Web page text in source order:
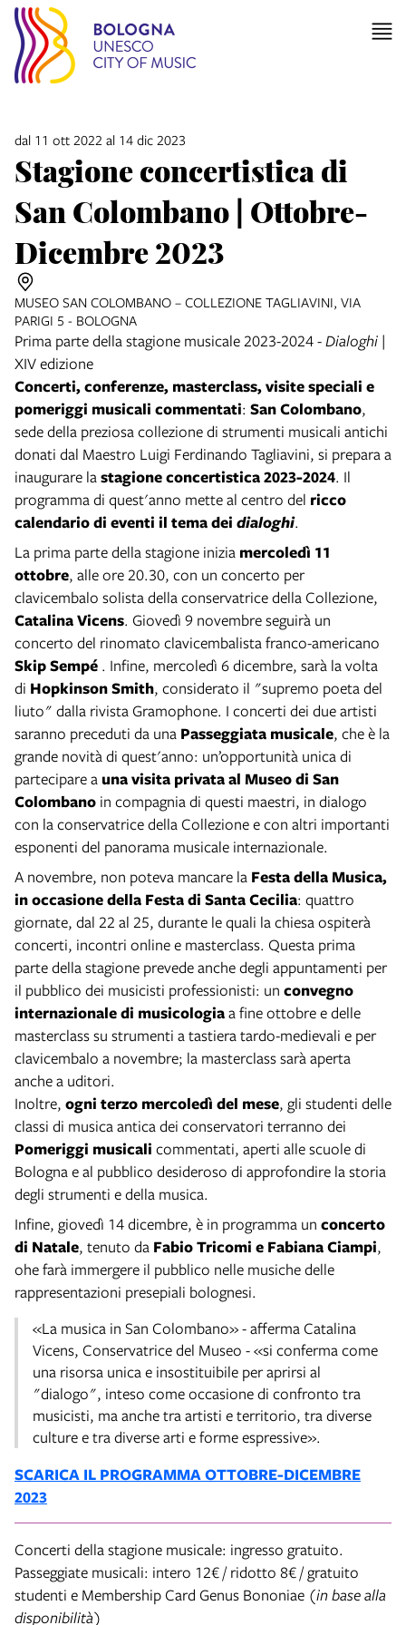
dal 11 ott 2022 al 14 dic 2023
Stagione concertistica di
San Colombano | Ottobre-
Dicembre 2023
MUSEO SAN COLOMBANO – COLLEZIONE TAGLIAVINI, VIA
PARIGI 5 - BOLOGNA
Prima parte della stagione musicale 2023-2024 - Dialoghi |
XIV edizione
Concerti, conferenze, masterclass, visite speciali e
pomeriggi musicali commentati: San Colombano,
sede della preziosa collezione di strumenti musicali antichi
donati dal Maestro Luigi Ferdinando Tagliavini, si prepara a
inaugurare la stagione concertistica 2023-2024. Il
programma di quest'anno mette al centro del ricco
calendario di eventi il tema dei dialoghi.
La prima parte della stagione inizia mercoledì 11
ottobre, alle ore 20.30, con un concerto per
clavicembalo solista della conservatrice della Collezione,
Catalina Vicens. Giovedì 9 novembre seguirà un
concerto del rinomato clavicembalista franco-americano
Skip Sempé . Infine, mercoledì 6 dicembre, sarà la volta
di Hopkinson Smith, considerato il "supremo poeta del
liuto" dalla rivista Gramophone. I concerti dei due artisti
saranno preceduti da una Passeggiata musicale, che è la
grande novità di quest'anno: un’opportunità unica di
partecipare a una visita privata al Museo di San
Colombano in compagnia di questi maestri, in dialogo
con la conservatrice della Collezione e con altri importanti
esponenti del panorama musicale internazionale.
A novembre, non poteva mancare la Festa della Musica,
in occasione della Festa di Santa Cecilia: quattro
giornate, dal 22 al 25, durante le quali la chiesa ospiterà
concerti, incontri online e masterclass. Questa prima
parte della stagione prevede anche degli appuntamenti per
il pubblico dei musicisti professionisti: un convegno
internazionale di musicologiaa fine ottobre e delle
masterclass su strumenti a tastiera tardo-medievali e per
clavicembalo a novembre; la masterclass sarà aperta
anche a uditori.
Inoltre, ogni terzo mercoledì del mese, gli studenti delle
classi di musica antica dei conservatori terranno dei
Pomeriggi musicali commentati, aperti alle scuole di
Bologna e al pubblico desideroso di approfondire la storia
degli strumenti e della musica.
Infine, giovedì 14 dicembre, è in programma un concerto
di Natale, tenuto da Fabio Tricomi e Fabiana Ciampi,
ohe farà immergere il pubblico nelle musiche delle
rappresentazioni presepiali bolognesi.
«La musica in San Colombano» - afferma Catalina
Vicens, Conservatrice del Museo - «si conferma come
una risorsa unica e insostituibile per aprirsi al
"dialogo", inteso come occasione di confronto tra
musicisti, ma anche tra artisti e territorio, tra diverse
culture e tra diverse arti e forme espressive».
SCARICA IL PROGRAMMA OTTOBRE-DICEMBRE
2023
Concerti della stagione musicale: ingresso gratuito.
Passeggiate musicali: intero 12€ / ridotto 8€ / gratuito
studenti e Membership Card Genus Bononiae (in base alla
disponibilità)